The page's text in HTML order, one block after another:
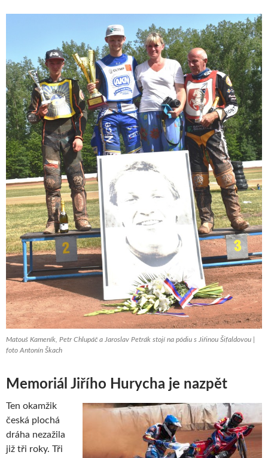
Matouš Kameník, Petr Chlupáč a Jaroslav Petrák stojí na pódiu s Jiřinou Šifaldovou |
foto Antonín Škach
Memoriál Jiřího Hurycha je nazpět
Ten okamžik
česká plochá
dráha nezažila
již tři roky. Tři